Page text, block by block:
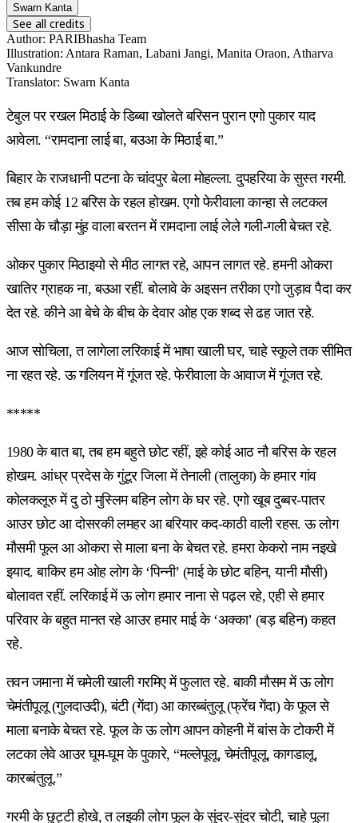
Swarn Kanta
See all credits
Author: PARIBhasha Team
Illustration: Antara Raman, Labani Jangi, Manita Oraon, Atharva
Vankundre
Translator: Swarn Kanta
टेबुल पर रखल मिठाई के डिब्बा खोलते बरिसन पुरान एगो पुकार याद
आवेला. “रामदाना लाई बा, बउआ के मिठाई बा.”
बिहार के राजधानी पटना के चांदपुर बेला मोहल्ला. दुपहरिया के सुस्त गरमी.
तब हम कोई 12 बरिस के रहल होखम. एगो फेरीवाला कान्हा से लटकल
सीसा के चौड़ा मुंह वाला बरतन में रामदाना लाई लेले गली-गली बेचत रहे.
ओकर पुकार मिठाइयो से मीठ लागत रहे, आपन लागत रहे. हमनी ओकरा
खातिर ग्राहक ना, बउआ रहीं. बोलावे के अइसन तरीका एगो जुड़ाव पैदा कर
देत रहे. कीने आ बेचे के बीच के देवार ओह एक शब्द से ढह जात रहे.
आज सोचिला, त लागेला लरिकाई में भाषा खाली घर, चाहे स्कूले तक सीमित
ना रहत रहे. ऊ गलियन में गूंजत रहे. फेरीवाला के आवाज में गूंजत रहे.
*****
1980 के बात बा, तब हम बहुते छोट रहीं, इहे कोई आठ नौ बरिस के रहल
होखम. आंध्र प्रदेस के गुंटूर जिला में तेनाली (तालुका) के हमार गांव
कोलकलूरु में दु ठो मुस्लिम बहिन लोग के घर रहे. एगो खूब दुब्बर-पातर
आउर छोट आ दोसरकी लमहर आ बरियार कद-काठी वाली रहस. ऊ लोग
मौसमी फूल आ ओकरा से माला बना के बेचत रहे. हमरा केकरो नाम नइखे
इयाद. बाकिर हम ओह लोग के ‘पिन्नी’ (माई के छोट बहिन, यानी मौसी)
बोलावत रहीं. लरिकाई में ऊ लोग हमार नाना से पढ़ल रहे, एही से हमार
परिवार के बहुत मानत रहे आउर हमार माई के ‘अक्का’ (बड़ बहिन) कहत
रहे.
तवन जमाना में चमेली खाली गरमिए में फुलात रहे. बाकी मौसम में ऊ लोग
चेमंतीपूलू (गुलदाउदी), बंटी (गेंदा) आ कारब्बंतुलू (फ्रेंच गेंदा) के फूल से
माला बनाके बेचत रहे. फूल के ऊ लोग आपन कोहनी में बांस के टोकरी में
लटका लेवे आउर घूम-घूम के पुकारे, “मल्लेपूलू, चेमंतीपूलू, कागडालू,
कारब्बंतुलू.”
गरमी के छुट्टी होखे, त लइकी लोग फूल के सुंदर-सुंदर चोटी, चाहे पूला